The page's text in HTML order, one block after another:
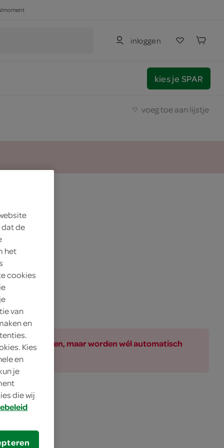
inloggen
kies je SPAR
voeg toe aan lijstje
de producten, maar worden wél automatisch
de
het
cookies
van
en
Kies
en
je
die wij